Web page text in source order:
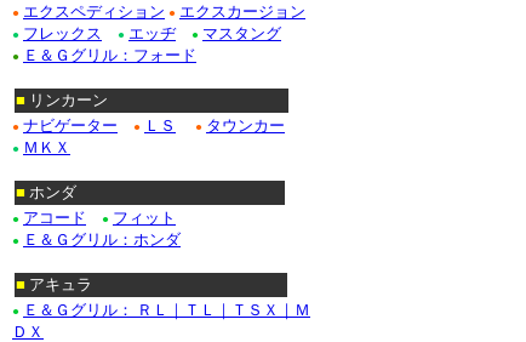
● エクスペディション ● エクスカージョン
● フレックス ● エッヂ ● マスタング
● Ｅ＆Ｇグリル：フォード
■ リンカーン
● ナビゲーター ● ＬＳ ● タウンカー
● ＭＫＸ
■ ホンダ
● アコード ● フィット
● Ｅ＆Ｇグリル：ホンダ
■ アキュラ
●
Ｅ＆Ｇグリル： ＲＬ｜ＴＬ｜ＴＳＸ｜Ｍ
ＤＸ